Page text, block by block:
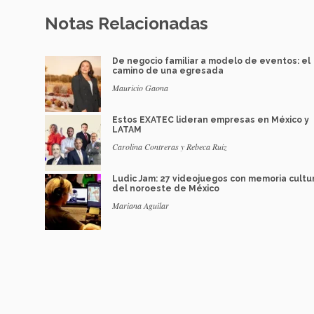
Notas Relacionadas
De negocio familiar a modelo de eventos: el
camino de una egresada
Mauricio Gaona
Estos EXATEC lideran empresas en México y
LATAM
Carolina Contreras y Rebeca Ruiz
Ludic Jam: 27 videojuegos con memoria
del noroeste de México
Mariana Aguilar